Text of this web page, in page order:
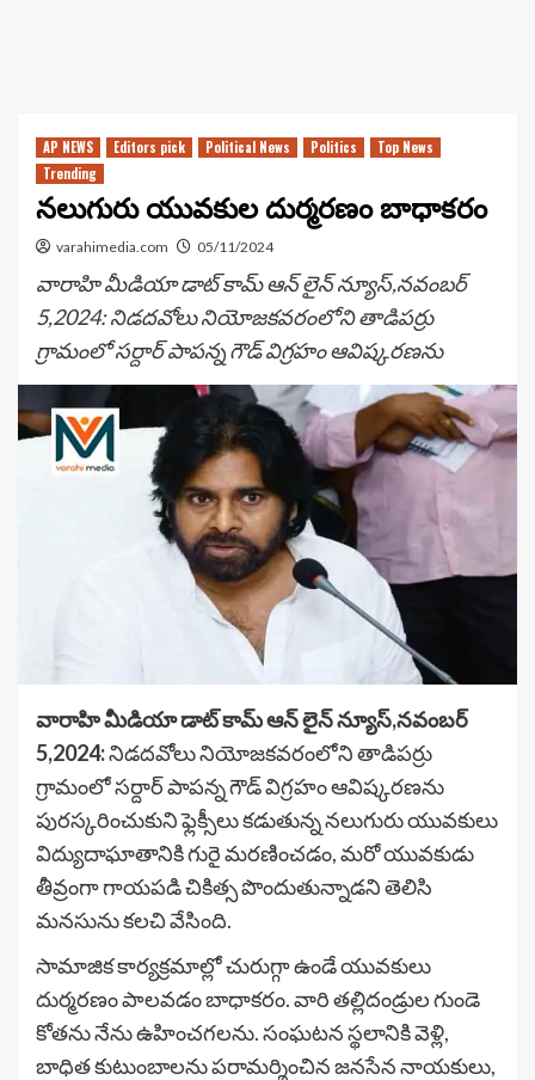
AP NEWS Editors pick Political News Politics
Top News
Trending
నలుగురు యువకుల దుర్మరణం బాధాకరం
varahimedia.com 05/11/2024
వారాహి మీడియా డాట్ కామ్ ఆన్ లైన్ న్యూస్,నవంబర్
5,2024: నిడదవోలు నియోజకవరంలోని తాడిపర్రు
గ్రామంలో సర్దార్ పాపన్న గౌడ్ విగ్రహం ఆవిష్కరణను
వారాహి మీడియా డాట్ కామ్ ఆన్ లైన్ న్యూస్,నవంబర్
5,2024:నిడదవోలు నియోజకవరంలోని తాడిపర్రు
గ్రామంలో సర్దార్ పాపన్న గౌడ్ విగ్రహం ఆవిష్కరణను
పురస్కరించుకుని ఫ్లెక్సీలు కడుతున్న నలుగురు యువకులు
విద్యుదాఘాతానికి గురై మరణించడం, మరో యువకుడు
తీవ్రంగా గాయపడి చికిత్స పొందుతున్నాడని తెలిసి
మనసును కలచి వేసింది.
సామాజిక కార్యక్రమాల్లో చురుగ్గా ఉండే యువకులు
దుర్మరణం పాలవడం బాధాకరం. వారి తల్లిదండ్రుల గుండె
కోతను నేను ఉహించగలను. సంఘటన స్థలానికి వెళ్లి,
బాధిత కుటుంబాలను పరామర్శించిన జనసేన నాయకులు,